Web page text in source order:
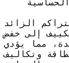
الزائد
إلى خفض
مما يؤدي
وتكاليف